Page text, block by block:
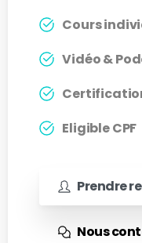
Cours
Vidéo &
Eligible CPF
Prendre
Nous